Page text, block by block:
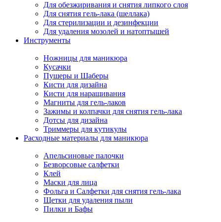
Для обезжиривания и снятия липкого слоя
Для снятия гель-лака (шеллака)
Для стерилизации и дезинфекции
Для удаления мозолей и натоптышей
Инструменты
Ножницы для маникюра
Кусачки
Пушеры и Шаберы
Кисти для дизайна
Кисти для наращивания
Магниты для гель-лаков
Зажимы и колпачки для снятия гель-лака
Дотсы для дизайна
Триммеры для кутикулы
Расходные материалы для маникюра
Апельсиновые палочки
Безворсовые салфетки
Клей
Маски для лица
Фольга и Салфетки для снятия гель-лака
Щетки для удаления пыли
Пилки и Бафы